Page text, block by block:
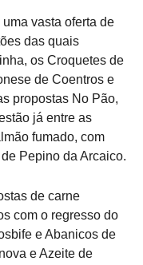
vasta oferta de
das quais
os Croquetes de
de Coentros e
propostas No Pão,
já entre as
fumado, com
Pepino da Arcaico.
de carne
com o regresso do
e Abanicos de
e Azeite de